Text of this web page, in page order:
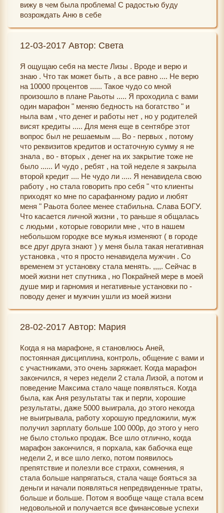
вижу в чем была проблема! С радостью буду
возрождать Аню в себе
12-03-2017 Автор: Света
Я ощущаю себя на месте Лизы . Вроде и верю и
знаю . Что так может быть , а все равно .... Не верю
на 10000 процентов ...... Такое чудо со мной
произошло в плане Раьоты ..... Я проходила с вами
один марафон " меняю бедность на богатство " и
ныла вам , что денег и работы нет , но у родителей
висят кредиты ..... Для меня еще в сентябре этот
вопрос был не решаемым .... Во - первых , потому
что реквизитов кредитов и остаточную сумму я не
знала , во - вторых , денег на их закрытие тоже не
было ...... И чудо , ребят , на той неделе я закрыла
второй кредит .... Не чудо ли ..... Я ненавидела свою
работу , но стала говорить про себя " что клиенты
приходят ко мне по сарафанному радио и любят
меня " Раьота более менее стабильна. Слава БОГУ.
Что касается личной жизни , то раньше я общалась
с людьми , которые говорили мне , что в нашем
небольшом городке все мужья изменяют ( в городе
все друг друга знают ) у меня была такая негативная
установка , что я просто ненавидела мужчин . Со
временем эт установку стала менять. ,,,,. Сейчас в
моей жизни нет спутника , но Покрайней мере в моей
душе мир и гарномия и негативные установки по -
поводу денег и мужчин ушли из моей жизни
28-02-2017 Автор: Мария
Когда я на марафоне, я становлюсь Аней,
постоянная дисциплина, контроль, общение с вами и
с участниками, это очень заряжает. Когда марафон
закончился, я через недели 2 стала Лизой, а потом и
поведение Максима стало чаще появляться. Когда
была, как Аня результаты так и перли, хорошие
результаты, даже 5000 выиграла, до этого некогда
не выигрывала, работу хорошую предложили, муж
получил зарплату больше 100 000р, до этого у него
не было столько продаж. Все шло отлично, когда
марафон закончился, я порхала, как бабочка еще
недели 2, и все шло легко, потом появилось
препятствие и полезли все страхи, сомнения, я
стала больше напрягаться, стала чаще бояться за
деньги и начали появляться непредвиденные траты,
больше и больше. Потом я вообще чаще стала всем
недовольной и получается все финансовые успехи